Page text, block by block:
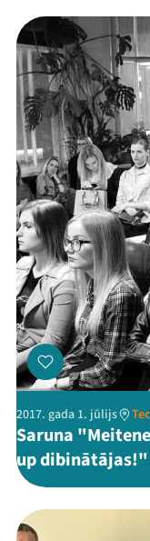
Threads
2017. gada 1. jūlijs
Saruna
up dibinātājas!"